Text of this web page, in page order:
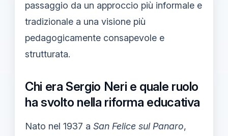
passaggio da un approccio più informale e
tradizionale a una visione più
pedagogicamente consapevole e
strutturata.
Chi era Sergio Neri e quale ruolo
ha svolto nella riforma educativa
Nato nel 1937 a San Felice sul Panaro,